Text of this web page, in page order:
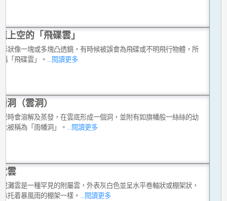
上空的「飛碟雲」
狀像一塊或多塊凸透鏡，有時候被誤會為飛碟或不明飛行物體，所
「飛碟雲」。
...閱讀更多
洞（雲洞）
時會溶解及蒸發，在雲底形成一個洞，並附有如旗幡般一絲絲的幼
被稱為「雨幡洞」。 ...閱讀更多
雲
灘雲是一種罕見的附屬雲，外表灰白色並呈水平卷軸狀或棚架狀，
托着暴風雨的棚架一樣。
...閱讀更多